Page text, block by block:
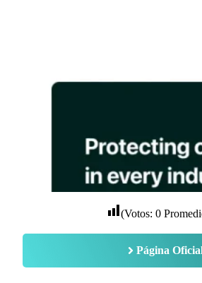
(Votos: 0
Página